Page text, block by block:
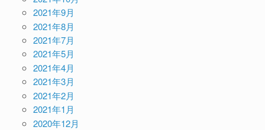
2021年9月
2021年8月
2021年7月
2021年5月
2021年4月
2021年3月
2021年2月
2021年1月
2020年12月